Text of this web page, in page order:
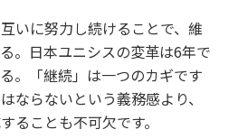
いに努力し続けることで、維
。日本ユニシスの変革は6年で
。「継続」は一つのカギです
ならないという義務感より、
ることも不可欠です。